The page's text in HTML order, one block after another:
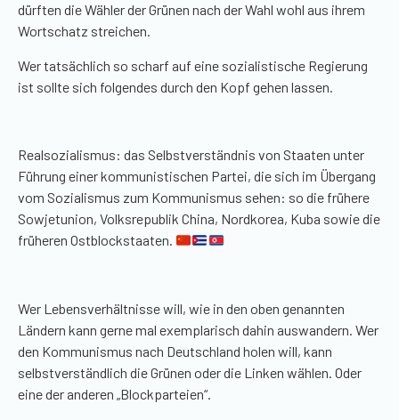
dürften die Wähler der Grünen nach der Wahl wohl aus ihrem
Wortschatz streichen.
Wer tatsächlich so scharf auf eine sozialistische Regierung
ist sollte sich folgendes durch den Kopf gehen lassen.
Realsozialismus: das Selbstverständnis von Staaten unter
Führung einer kommunistischen Partei, die sich im Übergang
vom Sozialismus zum Kommunismus sehen: so die frühere
Sowjetunion, Volksrepublik China, Nordkorea, Kuba sowie die
früheren Ostblockstaaten.
Wer Lebensverhältnisse will, wie in den oben genannten
Ländern kann gerne mal exemplarisch dahin auswandern. Wer
den Kommunismus nach Deutschland holen will, kann
selbstverständlich die Grünen oder die Linken wählen. Oder
eine der anderen „Blockparteien“.